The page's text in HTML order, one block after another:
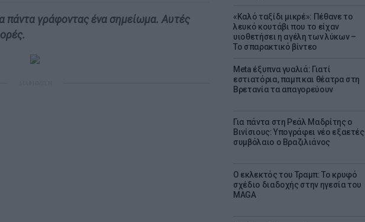
«Καλό ταξίδι μικρέ»: Πέθανε το
λευκό κουτάβι που το είχαν
υιοθετήσει η αγέλη των λύκων –
Το σπαρακτικό βίντεο
Meta έξυπνα γυαλιά: Γιατί
εστιατόρια, παμπ και θέατρα στη
Βρετανία τα απαγορεύουν
Για πάντα στη Ρεάλ Μαδρίτης ο
Βινίσιους: Υπογράφει νέο εξαετές
συμβόλαιο ο Βραζιλιάνος
Ο εκλεκτός του Τραμπ: Το κρυφό
σχέδιο διαδοχής στην ηγεσία του
MAGA
πάντα γράφοντας ένα σημείωμα. Αυτές